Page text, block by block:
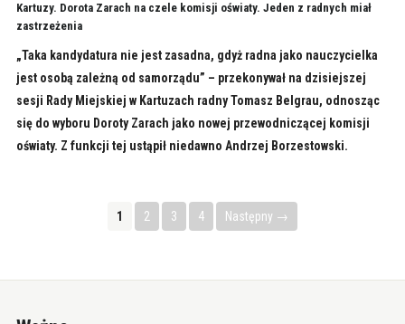
Kartuzy. Dorota Zarach na czele komisji oświaty. Jeden z radnych miał
zastrzeżenia
„Taka kandydatura nie jest zasadna, gdyż radna jako nauczycielka
jest osobą zależną od samorządu” – przekonywał na dzisiejszej
sesji Rady Miejskiej w Kartuzach radny Tomasz Belgrau, odnosząc
się do wyboru Doroty Zarach jako nowej przewodniczącej komisji
oświaty. Z funkcji tej ustąpił niedawno Andrzej Borzestowski.
1 2 3 4 Następny →